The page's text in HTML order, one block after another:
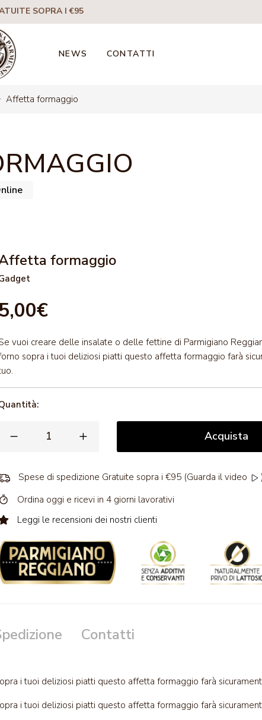
SOPRA I €95
NEWS CONTATTI
Affetta formaggio
formaggio
5,00€
vuoi creare delle insalate o delle fettine di Parmigiano
sopra i tuoi deliziosi piatti questo affetta formaggio farà
Acquista
Spese di spedizione Gratuite sopra i €95 (Guarda il video
)
Ordina oggi e ricevi in 4 giorni lavorativi
Leggi le recensioni dei nostri clienti
Contatti
i tuoi deliziosi piatti questo affetta formaggio farà
i tuoi deliziosi piatti questo affetta formaggio farà